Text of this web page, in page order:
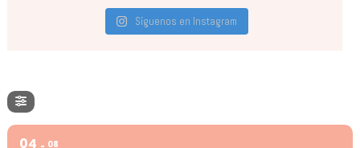
Síguenos en Instagram
04 08